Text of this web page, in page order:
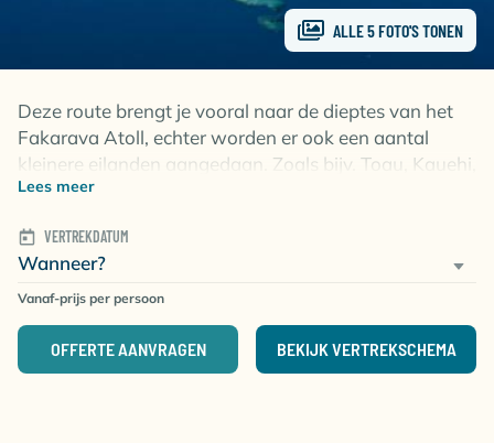
ALLE 5 FOTO'S TONEN
Deze route brengt je vooral naar de dieptes van het
Fakarava Atoll, echter worden er ook een aantal
kleinere eilanden aangedaan. Zoals bijv. Toau, Kauehi,
Faaite, Niau & Raraka, welke onderdeel uitmaken van
intens zijn door de sterke stroming die kan staan. De
stekken zijn uitermate geschikt voor ervaren duikers
die op zoek zijn naar actie & uitdaging!
Fakarava Island
Zowel boven als onderwater is het wildleven van
Lees meer
VERTREKDATUM
Wanneer?
Vanaf-prijs per persoon
OFFERTE AANVRAGEN BEKIJK VERTREKSCHEMA